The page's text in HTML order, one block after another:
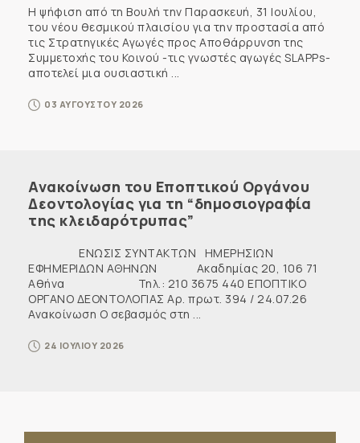
Η ψήφιση από τη Βουλή την Παρασκευή, 31 Ιουλίου,
του νέου θεσμικού πλαισίου για την προστασία από
τις Στρατηγικές Αγωγές προς Αποθάρρυνση της
Συμμετοχής του Κοινού -τις γνωστές αγωγές SLAPPs-
αποτελεί μια ουσιαστική ...
03 ΑΥΓΟΥΣΤΟΥ 2026
Ανακοίνωση του Εποπτικού Οργάνου
Δεοντολογίας για τη “δημοσιογραφία
της κλειδαρότρυπας”
ΕΝΩΣΙΣ ΣΥΝΤΑΚΤΩΝ ΗΜΕΡΗΣΙΩΝ
ΕΦΗΜΕΡΙΔΩΝ ΑΘΗΝΩΝ Ακαδημίας 20, 106 71
Αθήνα Τηλ.: 210 3675 440 ΕΠΟΠΤΙΚΟ
ΟΡΓΑΝΟ ΔΕΟΝΤΟΛΟΓΙΑΣ Αρ. πρωτ. 394 / 24.07.26
Ανακοίνωση Ο σεβασμός στη ...
24 ΙΟΥΛΙΟΥ 2026